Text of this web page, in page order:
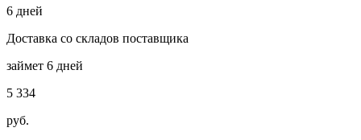
6 дней
Доставка со складов поставщика
займет 6 дней
5 334
руб.